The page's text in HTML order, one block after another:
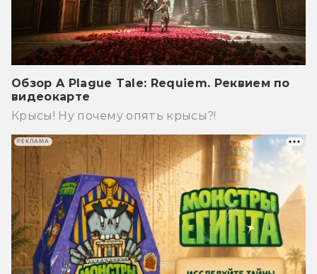
Обзор A Plague Tale: Requiem. Реквием по
видеокарте
Крысы! Ну почему опять крысы?!
РЕКЛАМА